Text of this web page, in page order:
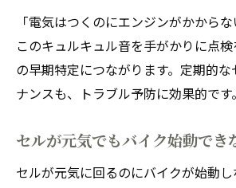
「電気はつくのにエンジンがかからな
このキュルキュル音を手がかりに点
の早期特定につながります。定期的
ナンスも、トラブル予防に効果的です。
セルが元気でもバイク始動でき
セルが元気に回るのにバイクが始動